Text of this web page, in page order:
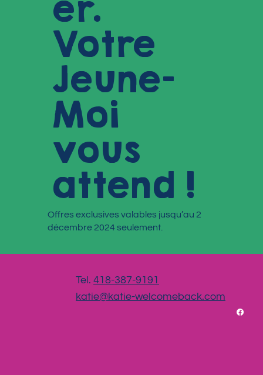
Votre
Jeune-
Moi
vous
attend !
Offres exclusives valables jusqu’au 2
décembre 2024 seulement.
Tel. 418-387-9191
katie@katie-welcomeback.com